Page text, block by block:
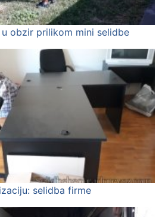
obzir prilikom mini selidbe
selidba firme